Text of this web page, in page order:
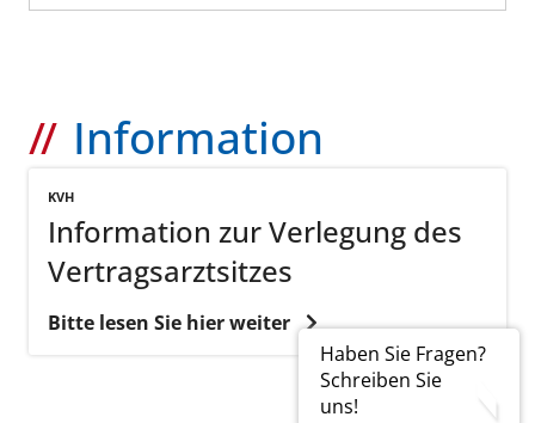
Haben Sie Fragen?
Schreiben Sie
uns!
Information
KVH
Information zur Verlegung des
Vertragsarztsitzes
Bitte lesen Sie hier weiter